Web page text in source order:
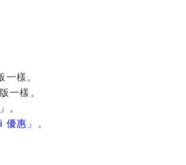
一樣。
一樣。
。
優惠」
。